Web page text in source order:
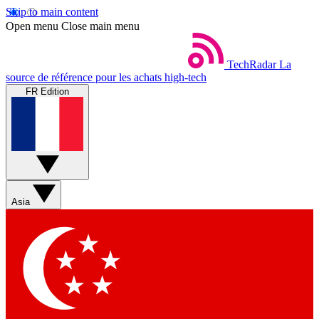
Skip to main content
Open menu Close main menu
TechRadar La
source de référence pour les achats high-tech
FR Edition
Asia